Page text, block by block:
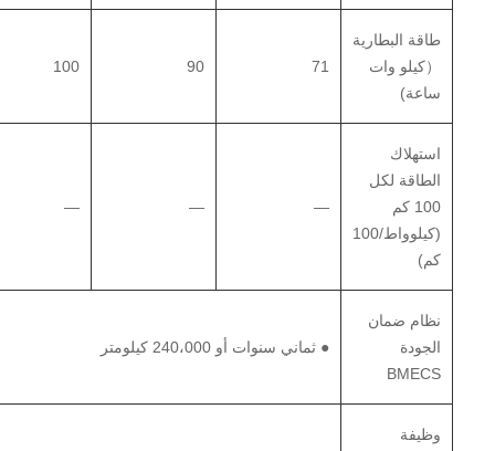
طاقة البطارية
（كيلو وات
ساعة)
71
90
100
استهلاك
الطاقة لكل
100 كم
(كيلوواط/100
كم)
—
—
—
نظام ضمان
الجودة
BMECS
● ثماني سنوات أو 240،000 كيلومتر
وظيفة